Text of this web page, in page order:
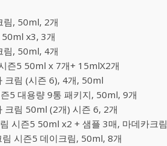
림, 50ml, 2개
50ml x3, 3개
림, 50ml, 4개
즌5 50ml x 7개+ 15mlX2개
크림 (시즌 6), 4개, 50ml
5 대용량 9통 패키지, 50ml, 9개
크림 50ml (2개) 시즌 6, 2개
시즌5 50ml x2 + 샘플 3매, 마데카크
시즌5 데이크림, 50ml, 8개